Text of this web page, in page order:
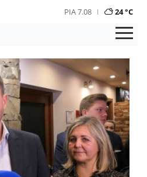
PIA 7.08 24 °C